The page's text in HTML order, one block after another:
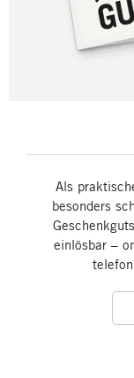
Als
besonders
einlösbar –